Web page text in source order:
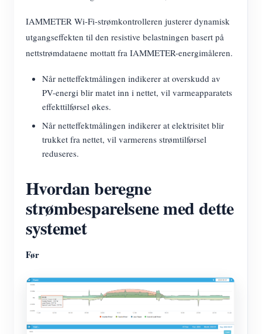
IAMMETER Wi-Fi-strømkontrolleren justerer dynamisk
utgangseffekten til den resistive belastningen basert på
nettstrømdataene mottatt fra IAMMETER-energimåleren.
Når netteffektmålingen indikerer at overskudd av
PV-energi blir matet inn i nettet, vil varmeapparatets
effekttilførsel økes.
Når netteffektmålingen indikerer at elektrisitet blir
trukket fra nettet, vil varmerens strømtilførsel
reduseres.
Hvordan beregne
strømbesparelsene med dette
systemet
Før